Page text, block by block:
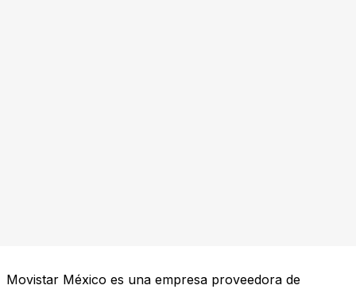
Movistar México es una empresa proveedora de